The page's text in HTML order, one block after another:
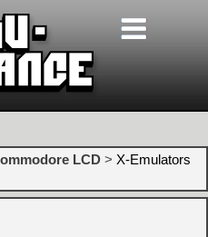
LCD > X-Emulators